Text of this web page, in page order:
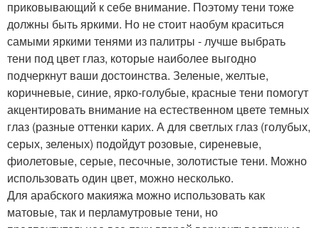
приковывающий к себе внимание. Поэтому тени тоже
должны быть яркими. Но не стоит наобум краситься
самыми яркими тенями из палитры - лучше выбрать
тени под цвет глаз, которые наиболее выгодно
подчеркнут ваши достоинства. Зеленые, желтые,
коричневые, синие, ярко-голубые, красные тени помогут
акцентировать внимание на естественном цвете темных
глаз (разные оттенки карих. А для светлых глаз (голубых,
серых, зеленых) подойдут розовые, сиреневые,
фиолетовые, серые, песочные, золотистые тени. Можно
использовать один цвет, можно несколько.
Для арабского макияжа можно использовать как
матовые, так и перламутровые тени, но